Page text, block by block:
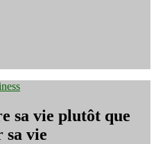
Catégories
sa vie plutôt que
sa vie